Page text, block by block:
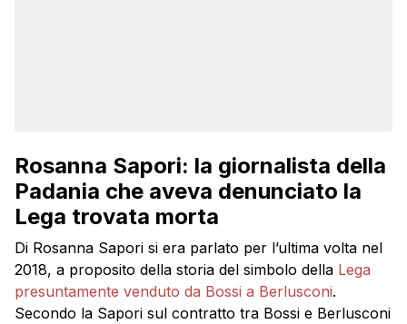
Rosanna Sapori: la giornalista della
Padania che aveva denunciato la
Lega trovata morta
Di Rosanna Sapori si era parlato per l’ultima volta nel
2018, a proposito della storia del simbolo della Lega
presuntamente venduto da Bossi a Berlusconi.
Secondo la Sapori sul contratto tra Bossi e Berlusconi